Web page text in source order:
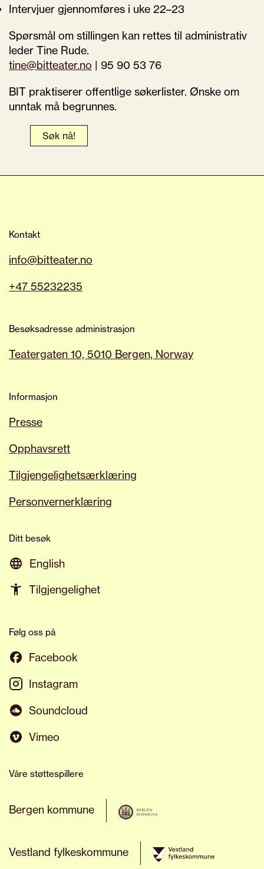
Intervjuer gjennomføres i uke 22–23
Spørsmål om stillingen kan rettes til administrativ
leder Tine Rude.
tine@bitteater.no | 95 90 53 76
BIT praktiserer offentlige søkerlister. Ønske om
unntak må begrunnes.
Søk nå!
Kontakt
info@bitteater.no
+47 55232235
Besøksadresse administrasjon
Teatergaten 10, 5010 Bergen, Norway
Informasjon
Presse
Opphavsrett
Tilgjengelighetsærklæring
Personvernerklæring
Ditt besøk
English
Tilgjengelighet
Følg oss på
Facebook
Instagram
Soundcloud
Vimeo
Våre støttespillere
Bergen kommune
Vestland fylkeskommune